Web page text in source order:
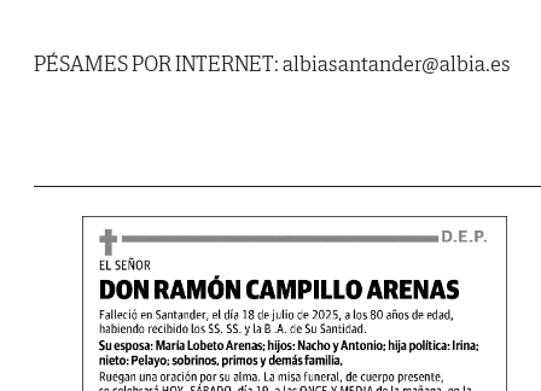
PÉSAMES POR INTERNET: albiasantander@albia.es